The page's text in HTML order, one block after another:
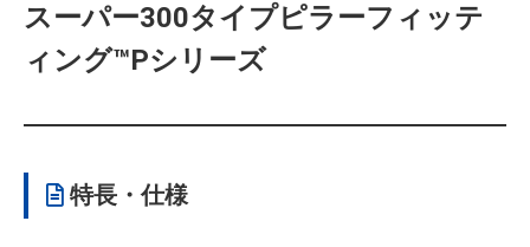
スーパー300タイプピラーフィッテ
ィング™Pシリーズ
特長・仕様